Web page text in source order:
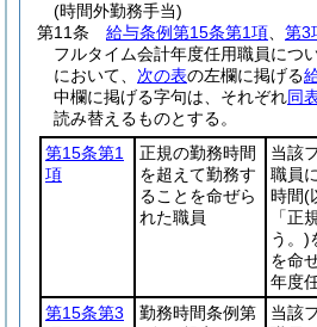
(時間外勤務手当)
第11条
給与条例第15条第1項 第3
フルタイム会計年度任用職員につ
において、 次の表の左欄に掲げる
中欄に掲げる字句は、それぞれ同
読み替えるものとする。
第15条第1
項
正規の勤務時間
を超えて勤務す
ることを命ぜら
れた職員
当該
職員
時間(
「正
う。)
を命
年度
第15条第3
勤務時間条例第
当該